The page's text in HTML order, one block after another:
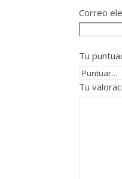
Correo
Tu
Tu